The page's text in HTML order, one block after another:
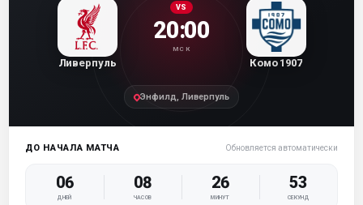
Ливерпуль
VS
20:00
МСК
Комо 1907
Энфилд, Ливерпуль
ДО НАЧАЛА МАТЧА Обновляется автоматически
06
ДНЕЙ
08
ЧАСОВ
26
МИНУТ
52
СЕКУНД